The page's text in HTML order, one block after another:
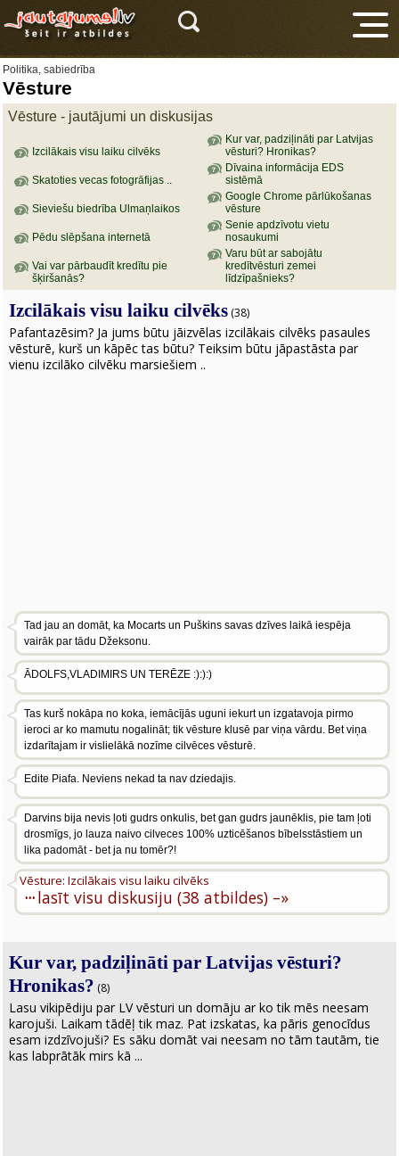
Politika, sabiedrība
Vēsture
Vēsture - jautājumi un diskusijas
Izcilākais visu laiku cilvēks
Kur var, padziļināti par Latvijas
vēsturi? Hronikas?
Skatoties vecas fotogrāfijas ..
Dīvaina informācija EDS
sistēmā
Sieviešu biedrība Ulmaņlaikos
Google Chrome pārlūkošanas
vēsture
Pēdu slēpšana internetā
Senie apdzīvotu vietu
nosaukumi
Vai var pārbaudīt kredītu pie
šķiršanās?
Varu būt ar sabojātu
kredītvēsturi zemei
līdzīpašnieks?
Izcilākais visu laiku cilvēks (38)
Pafantazēsim? Ja jums būtu jāizvēlas izcilākais cilvēks pasaules
vēsturē, kurš un kāpēc tas būtu? Teiksim būtu jāpastāsta par
vienu izcilāko cilvēku marsiešiem ..
Tad jau an domāt, ka Mocarts un Puškins savas dzīves laikā iespēja
vairāk par tādu Džeksonu.
ĀDOLFS,VLADIMIRS UN TERĒZE :):):)
Tas kurš nokāpa no koka, iemācījās uguni iekurt un izgatavoja pirmo
ieroci ar ko mamutu nogalināt; tik vēsture klusē par viņa vārdu. Bet viņa
izdarītajam ir vislielākā nozīme cilvēces vēsturē.
Edite Piafa. Neviens nekad ta nav dziedajis.
Darvins bija nevis ļoti gudrs onkulis, bet gan gudrs jaunēklis, pie tam ļoti
drosmīgs, jo lauza naivo cilveces 100% uzticēšanos bībelsstāstiem un
lika padomāt - bet ja nu tomēr?!
···
Vēsture: Izcilākais visu laiku cilvēks
lasīt visu diskusiju (38 atbildes) –»
Kur var, padziļināti par Latvijas vēsturi?
Hronikas? (8)
Lasu vikipēdiju par LV vēsturi un domāju ar ko tik mēs neesam
karojuši. Laikam tādēļ tik maz. Pat izskatas, ka pāris genocīdus
esam izdzīvojuši? Es sāku domāt vai neesam no tām tautām, tie
kas labprātāk mirs kā ...